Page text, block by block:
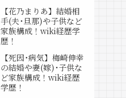
【花乃まりあ】結婚相
手(夫･旦那)や子供など
家族構成！wiki経歴学
歴！
【死因･病気】梅崎伸幸
の結婚や妻(嫁)･子供な
ど家族構成！wiki経歴
学歴！